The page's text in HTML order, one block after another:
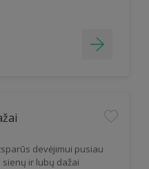
devėjimui pusiau
sienų ir lubų dažai